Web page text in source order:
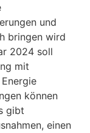
und
bringen wird
2024 soll
mit
können
gibt
einen